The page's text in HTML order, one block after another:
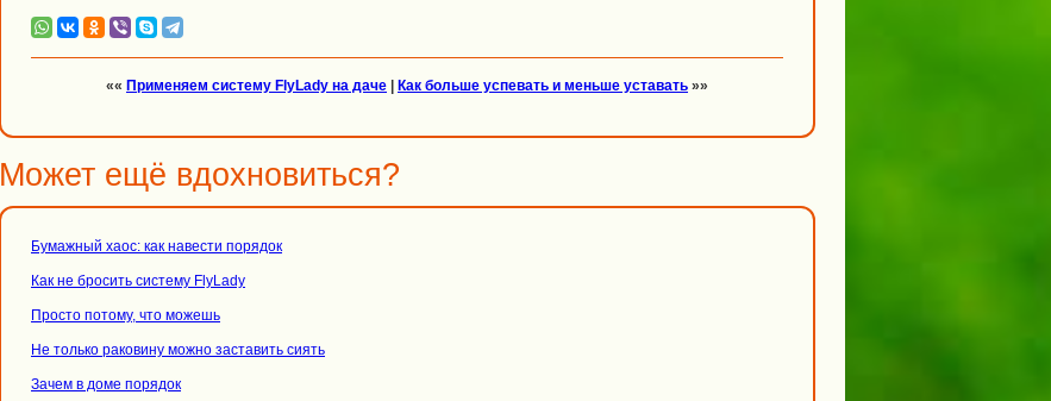
«« Применяем систему FlyLady на даче | Как больше успевать и меньше уставать »»
Может ещё вдохновиться?
Бумажный хаос: как навести порядок
Как не бросить систему FlyLady
Просто потому, что можешь
Не только раковину можно заставить сиять
Зачем в доме порядок